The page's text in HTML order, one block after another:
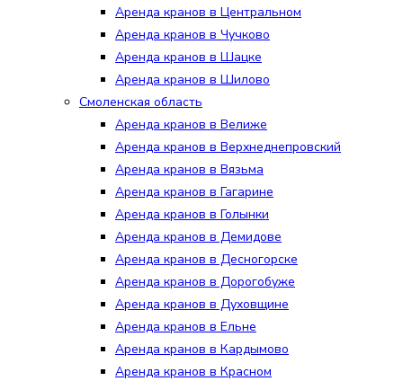
Аренда кранов в Центральном
Аренда кранов в Чучково
Аренда кранов в Шацке
Аренда кранов в Шилово
Смоленская область
Аренда кранов в Велиже
Аренда кранов в Верхнеднепровский
Аренда кранов в Вязьма
Аренда кранов в Гагарине
Аренда кранов в Голынки
Аренда кранов в Демидове
Аренда кранов в Десногорске
Аренда кранов в Дорогобуже
Аренда кранов в Духовщине
Аренда кранов в Ельне
Аренда кранов в Кардымово
Аренда кранов в Красном